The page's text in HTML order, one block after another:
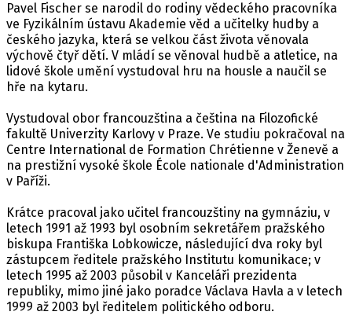
Pavel Fischer se narodil do rodiny vědeckého pracovníka
ve Fyzikálním ústavu Akademie věd a učitelky hudby a
českého jazyka, která se velkou část života věnovala
výchově čtyř dětí. V mládí se věnoval hudbě a atletice, na
lidové škole umění vystudoval hru na housle a naučil se
hře na kytaru.
Vystudoval obor francouzština a čeština na Filozofické
fakultě Univerzity Karlovy v Praze. Ve studiu pokračoval na
Centre International de Formation Chrétienne v Ženevě a
na prestižní vysoké škole École nationale d'Administration
v Paříži.
Krátce pracoval jako učitel francouzštiny na gymnáziu, v
letech 1991 až 1993 byl osobním sekretářem pražského
biskupa Františka Lobkowicze, následující dva roky byl
zástupcem ředitele pražského Institutu komunikace; v
letech 1995 až 2003 působil v Kanceláři prezidenta
republiky, mimo jiné jako poradce Václava Havla a v letech
1999 až 2003 byl ředitelem politického odboru.